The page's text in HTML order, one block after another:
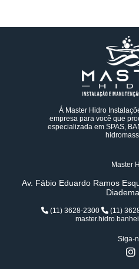
Á Master Hidro
empresa para você que
especializada em SPAS,
Master
Av. Fábio Eduardo Ramos
(11) 3628-2300 (11)
Siga-